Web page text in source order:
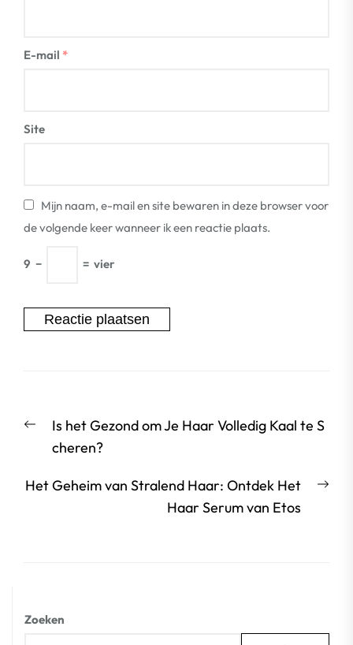
E-mail *
Site
Mijn naam, e-mail en site bewaren in deze browser voor
de volgende keer wanneer ik een reactie plaats.
9 − = vier
Vorige
bericht:
Is het Gezond om Je Haar Volledig Kaal te S
cheren?
Het Geheim van Stralend Haar: Ontdek Het
Haar Serum van Etos
Zoeken